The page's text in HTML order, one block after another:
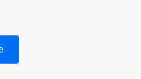
(English)
(English)
(English)